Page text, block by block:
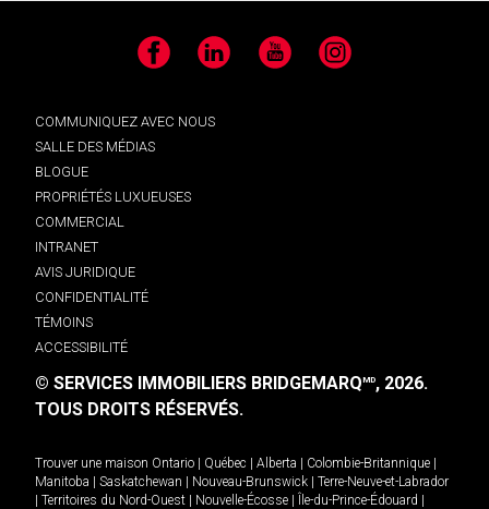
Facebook LinkedIn YouTube Instagram
COMMUNIQUEZ AVEC NOUS
SALLE DES MÉDIAS
BLOGUE
PROPRIÉTÉS LUXUEUSES
COMMERCIAL
INTRANET
AVIS JURIDIQUE
CONFIDENTIALITÉ
TÉMOINS
ACCESSIBILITÉ
© SERVICES IMMOBILIERS BRIDGEMARQMD, 2026.
TOUS DROITS RÉSERVÉS.
Trouver une maison Ontario | Québec | Alberta | Colombie-Britannique |
Manitoba | Saskatchewan | Nouveau-Brunswick | Terre-Neuve-et-Labrador
| Territoires du Nord-Ouest | Nouvelle-Écosse | Île-du-Prince-Édouard |